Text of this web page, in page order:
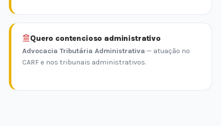
Quero contencioso administrativo
Advocacia Tributária Administrativa — atuação no
CARF e nos tribunais administrativos.